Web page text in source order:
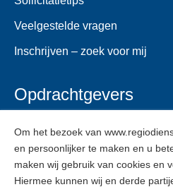
Veelgestelde vragen
Inschrijven – zoek voor mij
Opdrachtgevers
Veelgestelde vragen
Inschrijven
Om het bezoek van
en persoonlijker te maken en u
maken wij gebruik van cookies en
Hiermee kunnen wij en derde